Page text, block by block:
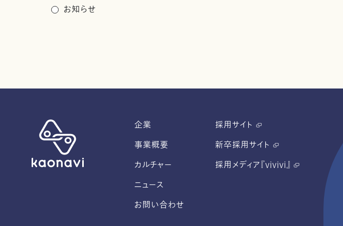
お知らせ
企業
事業概要
カルチャー
ニュース
お問い合わせ
採用サイト
新卒採用サイト
採用メディア『vivivi』